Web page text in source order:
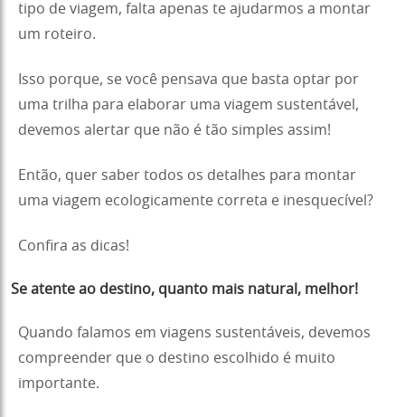
tipo de viagem, falta apenas te ajudarmos a montar
um roteiro.
Isso porque, se você pensava que basta optar por
uma trilha para elaborar uma viagem sustentável,
devemos alertar que não é tão simples assim!
Então, quer saber todos os detalhes para montar
uma viagem ecologicamente correta e inesquecível?
Confira as dicas!
Se atente ao destino, quanto mais natural, melhor!
Quando falamos em viagens sustentáveis, devemos
compreender que o destino escolhido é muito
importante.